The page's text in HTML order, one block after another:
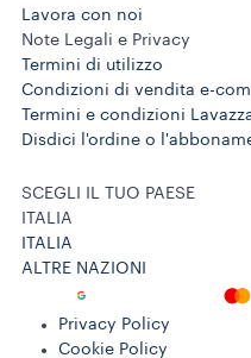
Lavora con noi
Note Legali e Privacy
Termini di utilizzo
Condizioni di vendita e-
Termini e condizioni
Disdici l'ordine o
SCEGLI IL TUO PAESE
ITALIA
ITALIA
ALTRE NAZIONI
Privacy Policy
Cookie Policy